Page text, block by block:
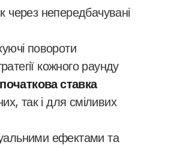
через непередбачувані
повороти
кожного раунду
ставка
так і для сміливих
ефектами та